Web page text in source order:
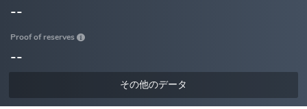
--
Proof of reserves
--
その他のデータ